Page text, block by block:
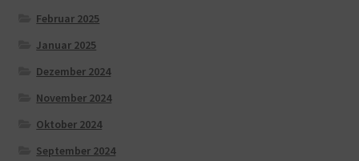
Februar 2025
Januar 2025
Dezember 2024
November 2024
Oktober 2024
September 2024